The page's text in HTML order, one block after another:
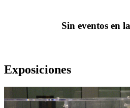
Sin eventos en
Exposiciones